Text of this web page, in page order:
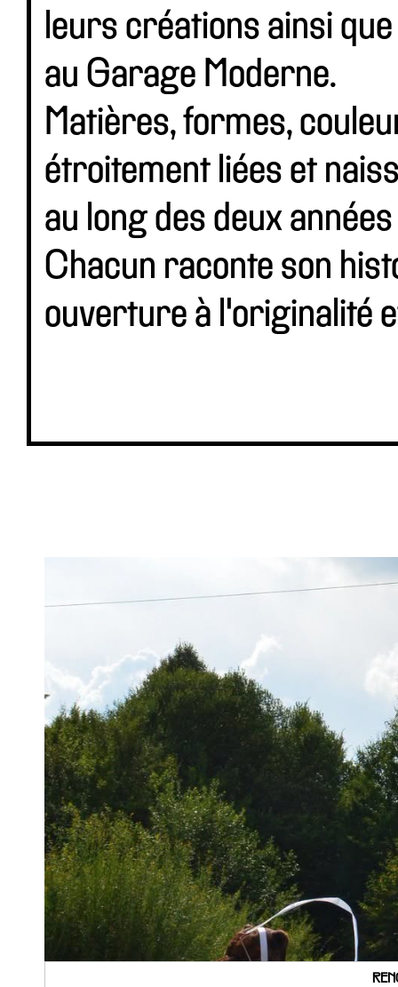
leurs créations ainsi
au Garage Moderne.
Matières, formes,
étroitement liées et
au long des deux
Chacun raconte son
ouverture à l'originalité